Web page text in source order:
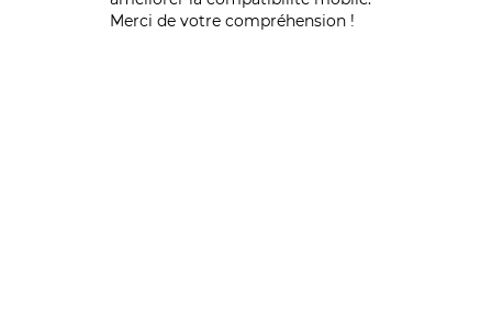
Merci de votre compréhension !